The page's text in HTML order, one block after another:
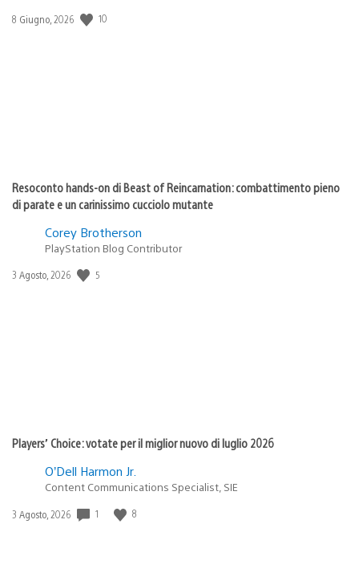
Data
8 Giugno, 2026 10
Resoconto hands-on di Beast of Reincarnation: combattimento pieno
di parate e un carinissimo cucciolo mutante
Corey Brotherson
PlayStation Blog Contributor
Data
3 Agosto, 2026 5
Players’ Choice: votate per il miglior nuovo di luglio 2026
O’Dell Harmon Jr.
Content Communications Specialist, SIE
Data
3 Agosto, 2026 1 8